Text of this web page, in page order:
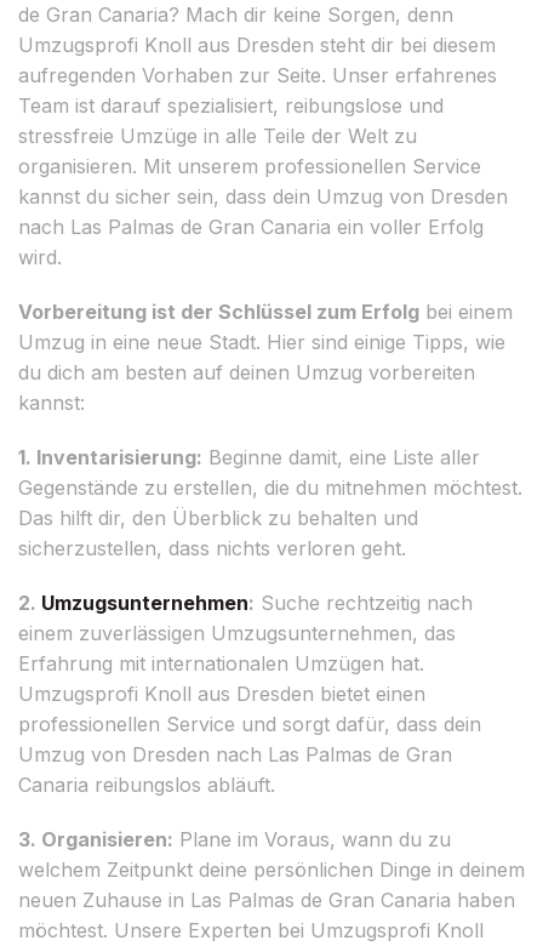
de Gran Canaria? Mach dir keine Sorgen, denn
Umzugsprofi Knoll aus Dresden steht dir bei diesem
aufregenden Vorhaben zur Seite. Unser erfahrenes
Team ist darauf spezialisiert, reibungslose und
stressfreie Umzüge in alle Teile der Welt zu
organisieren. Mit unserem professionellen Service
kannst du sicher sein, dass dein Umzug von Dresden
nach Las Palmas de Gran Canaria ein voller Erfolg
wird.
Vorbereitung ist der Schlüssel zum Erfolg bei einem
Umzug in eine neue Stadt. Hier sind einige Tipps, wie
du dich am besten auf deinen Umzug vorbereiten
kannst:
1. Inventarisierung: Beginne damit, eine Liste aller
Gegenstände zu erstellen, die du mitnehmen möchtest.
Das hilft dir, den Überblick zu behalten und
sicherzustellen, dass nichts verloren geht.
2. Umzugsunternehmen: Suche rechtzeitig nach
einem zuverlässigen Umzugsunternehmen, das
Erfahrung mit internationalen Umzügen hat.
Umzugsprofi Knoll aus Dresden bietet einen
professionellen Service und sorgt dafür, dass dein
Umzug von Dresden nach Las Palmas de Gran
Canaria reibungslos abläuft.
3. Organisieren: Plane im Voraus, wann du zu
welchem Zeitpunkt deine persönlichen Dinge in deinem
neuen Zuhause in Las Palmas de Gran Canaria haben
möchtest. Unsere Experten bei Umzugsprofi Knoll